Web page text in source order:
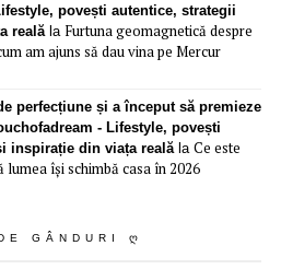
povești autentice, strategii
realăla Furtuna geomagnetică despre
am ajuns să dau vina pe Mercur
perfecțiune și a început să premieze
- Lifestyle, povești
inspirație din viața realăla Ce este
își schimbă casa în 2026
GÂNDURI Ღ